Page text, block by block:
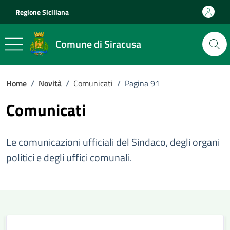
Regione Siciliana
Comune di Siracusa
Home / Novità / Comunicati / Pagina 91
Comunicati
Le comunicazioni ufficiali del Sindaco, degli organi
politici e degli uffici comunali.